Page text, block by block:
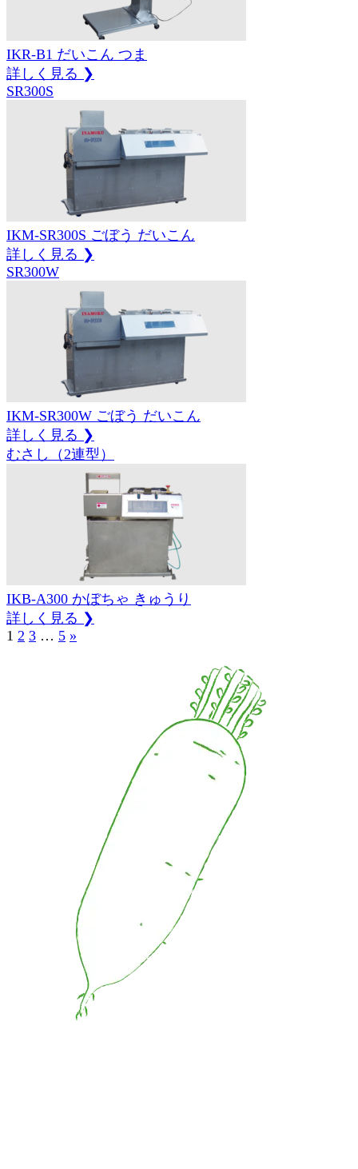
IKR-B1 だいこん つま
詳しく見る ❯
SR300S
IKM-SR300S ごぼう だいこん
詳しく見る ❯
SR300W
IKM-SR300W ごぼう だいこん
詳しく見る ❯
むさし（2連型）
IKB-A300 かぼちゃ きゅうり
詳しく見る ❯
1 2 3 … 5 »